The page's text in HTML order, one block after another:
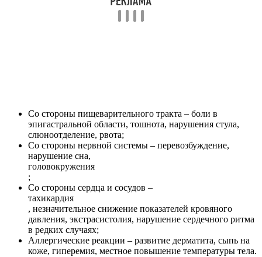
Со стороны пищеварительного тракта – боли в
эпигастральной области, тошнота, нарушения стула,
слюноотделение, рвота;
Со стороны нервной системы – перевозбуждение,
нарушение сна,
головокружения
;
Со стороны сердца и сосудов –
тахикардия
, незначительное снижение показателей кровяного
давления, экстрасистолия, нарушение сердечного ритма
в редких случаях;
Аллергические реакции – развитие дерматита, сыпь на
коже, гиперемия, местное повышение температуры тела.